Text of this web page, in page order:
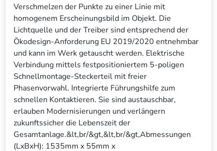
Verschmelzen der Punkte zu einer Linie mit
homogenem Erscheinungsbild im Objekt. Die
Lichtquelle und der Treiber sind entsprechend der
Ökodesign-Anforderung EU 2019/2020 entnehmbar
und kann im Werk getauscht werden. Elektrische
Verbindung mittels festpositioniertem 5-poligen
Schnellmontage-Steckerteil mit freier
Phasenvorwahl. Integrierte Führungshilfe zum
schnellen Kontaktieren. Sie sind austauschbar,
erlauben Modernisierungen und verlängern
zukunftssicher die Lebenszeit der
Gesamtanlage.&lt,br/&gt,&lt,br/&gt,Abmessungen
(LxBxH): 1535mm x 55mm x